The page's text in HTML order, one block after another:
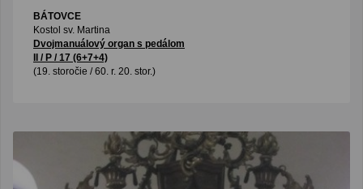
BÁTOVCE
Kostol sv. Martina
Dvojmanuálový organ s pedálom
II / P / 17 (6+7+4)
(19. storočie / 60. r. 20. stor.)